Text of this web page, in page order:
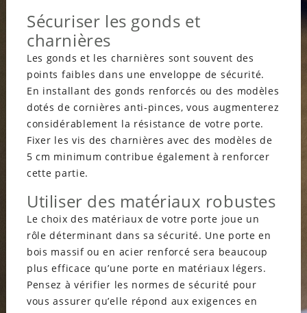
Sécuriser les gonds et
charnières
Les gonds et les charnières sont souvent des
points faibles dans une enveloppe de sécurité.
En installant des gonds renforcés ou des modèles
dotés de cornières anti-pinces, vous augmenterez
considérablement la résistance de votre porte.
Fixer les vis des charnières avec des modèles de
5 cm minimum contribue également à renforcer
cette partie.
Utiliser des matériaux robustes
Le choix des matériaux de votre porte joue un
rôle déterminant dans sa sécurité. Une porte en
bois massif ou en acier renforcé sera beaucoup
plus efficace qu’une porte en matériaux légers.
Pensez à vérifier les normes de sécurité pour
vous assurer qu’elle répond aux exigences en